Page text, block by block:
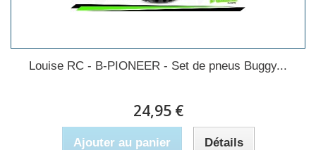
Louise RC - B-PIONEER - Set de pneus Buggy...
24,95 €
Ajouter au panier Détails